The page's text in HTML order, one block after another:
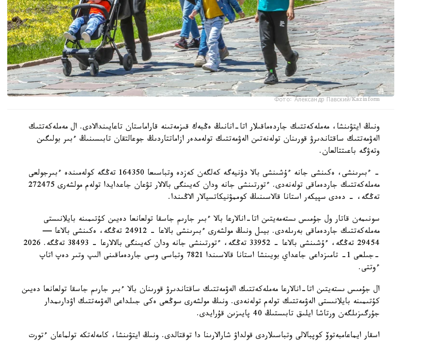
Фото: Александр Павский/Kazinform
ونىڭ ايتۋىنشا، مەملەكەتتىك جاردەماقىلار اتا-انانىڭ ەڭبەك قىزمەتىنە قاراماستان تاعايىندالادى. ال مەملەكەتتىك
الەۋمەتتىك ساقتاندىرۋ قورىنان تولەنەتىن الەۋمەتتىك تولەمدەر ازاماتتاردىڭ جوعالتقان تابىسىنىڭ ءبىر بولىگىن
وتەۋگە باعىتتالعان.
- ءبىرىنشى، ەكىنشى جانە ءۇشىنشى بالا دۇنيەگە كەلگەن كەزدە وتباسىعا 164350 تەڭگە كولەمىندە ءبىرجولعى
مەملەكەتتىك جاردەماقى تولەنەدى. ءتورتىنشى جانە ودان كەيىنگى بالالار تۋعان جاعدايدا تولەم مولشەرى 272475
تەڭگە، - دەدى سپيكەر استانا قالاسىنىڭ كوممۋنيكاتسيالار الاڭىندا.
سونىمەن قاتار ول جۇمىس ىستەمەيتىن اتا-انالارعا بالا ءبىر جارىم جاسقا تولعانعا دەيىن كۇتىمىنە بايلانىستى
مەملەكەتتىك جاردەماقى بەرىلەدى. بيىل ونىڭ مولشەرى ءبىرىنشى بالاعا - 24912 تەڭگە، ەكىنشى بالاعا —
29454 تەڭگە، ءۇشىنشى بالاعا - 33952 تەڭگە، ءتورتىنشى جانە ودان كەيىنگى بالالارعا - 38493 تەڭگە. 2026
-جىلعى 1- تامىزداعى جاعداي بويىنشا استانا قالاسىندا 7821 وتباسى وسى جاردەماقىنى الىپ وتىر دەپ اتاپ
ءوتتى.
ال جۇمىس ىستەيتىن اتا-انالارعا مەملەكەتتىك الەۋمەتتىك ساقتاندىرۋ قورىنان بالا ءبىر جارىم جاسقا تولعانعا دەيىن
كۇتىمىنە بايلانىستى الەۋمەتتىك تولەم تولەنەدى. ونىڭ مولشەرى سوڭعى ەكى جىلداعى الەۋمەتتىك اۋدارىمدار
جۇرگىزىلگەن ورتاشا ايلىق تابىستىڭ 40 پايىزىن قۇرايدى.
اسقار ايماعامبەتوۆ كوپبالالى وتباسىلاردى قولداۋ شارالارىنا دا توقتالدى. ونىڭ ايتۋىنشا، كامەلەتكە تولماعان ءتورت